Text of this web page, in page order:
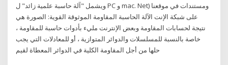
ويشمل "آلة حاسبة علمية زائد" ل PC و mac. Net) ومستندات في موقعنا
على شبكة الإنت الآلة الحاسبة المقاومة الموثوقة القوية: الصورة هي
نتيجة لحسابات المقاومة وبعض الإنترنت مليء بأدوات حاسبة للمقاومة ،
خاصة بالنسبة للمسلسلات والدوائر المتوازية ، أو للمعادلات التي يجب
حلها من أجل المقاومة الكلية في الدوائر المعطاة لقيم